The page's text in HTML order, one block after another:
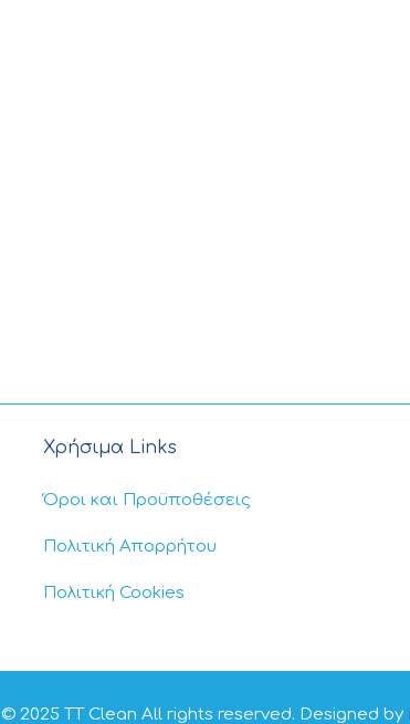
Χρήσιμα Links
Όροι και Προϋποθέσεις
Πολιτική Απορρήτου
Πολιτική Cookies
© 2025 TT Clean All rights reserved. Designed by